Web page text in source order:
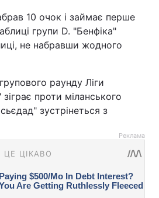
10 очок і займає перше
групи D. "Бенфіка"
не набравши жодного
раунду Ліги
зіграє проти міланського
зустрінеться з
Реклама